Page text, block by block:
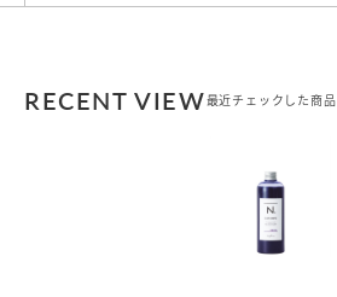
RECENT VIEW最近チェックした商品